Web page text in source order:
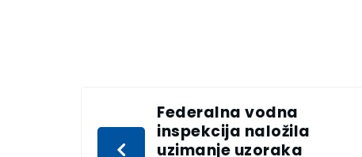
Federalna vodna
inspekcija naložila
uzimanje uzoraka